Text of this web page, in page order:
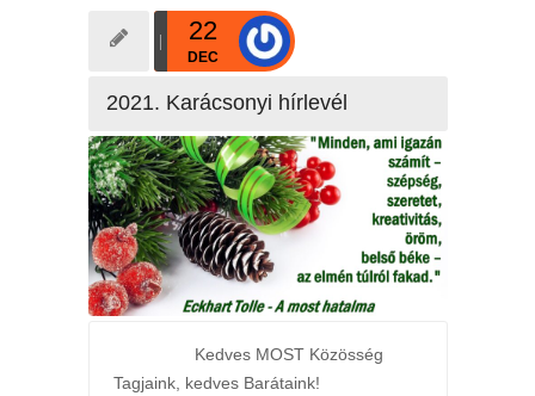
22
DEC
2021. Karácsonyi hírlevél
Kedves MOST Közösség
Tagjaink, kedves Barátaink!